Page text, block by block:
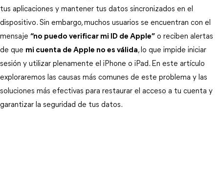
tus aplicaciones y mantener tus datos sincronizados en el
dispositivo. Sin embargo, muchos usuarios se encuentran con el
mensaje “no puedo verificar mi ID de Apple” o reciben alertas
de que mi cuenta de Apple no es válida, lo que impide iniciar
sesión y utilizar plenamente el iPhone o iPad. En este artículo
exploraremos las causas más comunes de este problema y las
soluciones más efectivas para restaurar el acceso a tu cuenta y
garantizar la seguridad de tus datos.